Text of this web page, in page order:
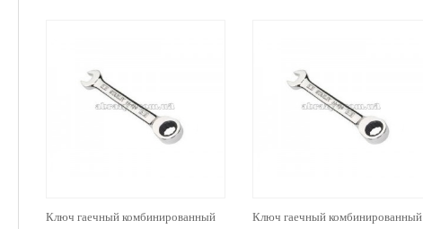
Ключ гаечный комбинированный
Ключ гаечный комбинированный